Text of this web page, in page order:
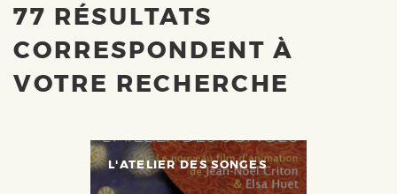
77 RÉSULTATS
CORRESPONDENT À
VOTRE RECHERCHE
L'ATELIER DES SONGES